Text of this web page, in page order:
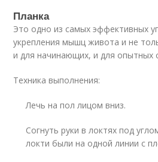
Планка
Это одно из самых эффективных
укрепления мышц живота и не
и для начинающих, и для опытных
Техника выполнения:
Лечь на пол лицом вниз.
Согнуть руки в локтях под
локти были на одной линии с